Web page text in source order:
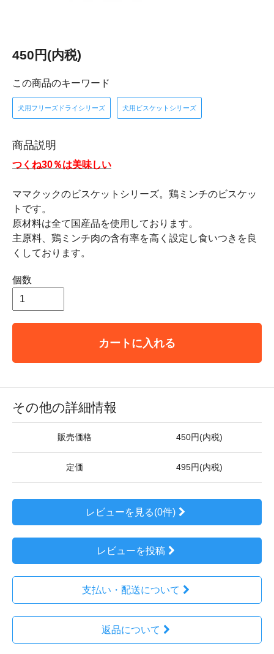
450円(内税)
この商品のキーワード
犬用フリーズドライシリーズ 犬用ビスケットシリーズ
商品説明
つくね30％は美味しい
ママクックのビスケットシリーズ。鶏ミンチのビスケッ
トです。
原材料は全て国産品を使用しております。
主原料、鶏ミンチ肉の含有率を高く設定し食いつきを良
くしております。
個数
カートに入れる
その他の詳細情報
販売価格 450円(内税)
定価 495円(内税)
レビューを見る(0件)
レビューを投稿
支払い・配送について
返品について